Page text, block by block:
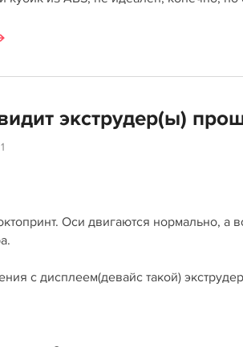
экструдер(ы)
1
Оси двигаются нормально, а
с дисплеем(девайс такой)